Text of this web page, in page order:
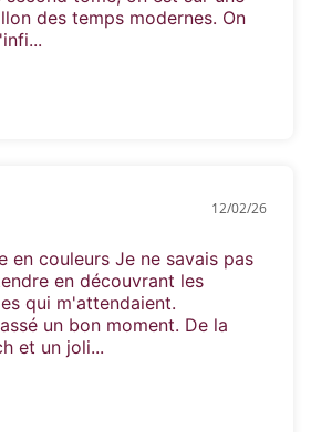
des temps modernes. On
12/02/26
en couleurs Je ne savais pas
en découvrant les
qui m'attendaient.
un bon moment. De la
et un joli...